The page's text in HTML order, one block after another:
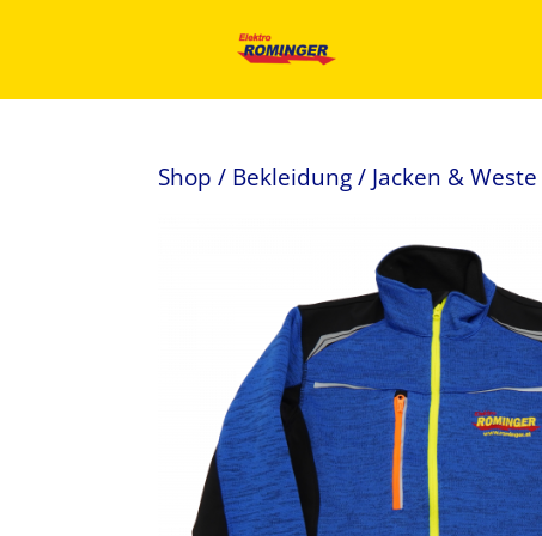
Shop / Bekleidung/ Jacken & Weste